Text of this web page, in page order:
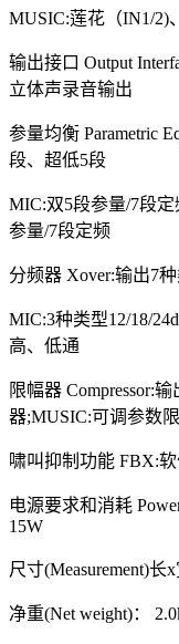
MUSIC:莲花（IN1/2)
输出接口 Output
立体声录音输出
参量均衡 Parametric
段、超低5段
MIC:双5段参量/7段
参量/7段定频
分频器 Xover:输出7
MIC:3种类型12/18/
高、低通
限幅器 Compressor:
器;MUSIC:可调参数
啸叫抑制功能 FBX:
电源要求和消耗
15W
尺寸(Measurement)长
净重(Net weight)：